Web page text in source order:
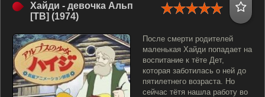
Хайди - девочка Альп
[ТВ] (1974)
После смерти родителей
маленькая Хайди попадает на
воспитание к тёте Дет,
которая заботилась о ней до
пятилетнего возраста. Но
сейчас тётя нашла работу во